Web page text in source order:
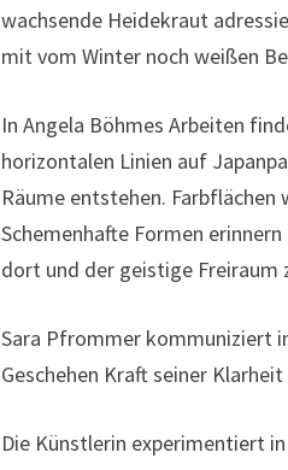
wachsende Heidekraut
mit vom Winter noch weißen
In Angela Böhmes Arbeiten
horizontalen Linien auf
Räume entstehen. Farbflächen
Schemenhafte Formen
dort und der geistige Freiraum
Sara Pfrommer kommuniziert
Geschehen Kraft seiner
Die Künstlerin experimentiert